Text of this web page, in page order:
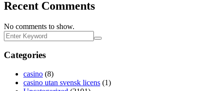
Recent Comments
No comments to show.
Categories
casino (8)
casino utan svensk licens (1)